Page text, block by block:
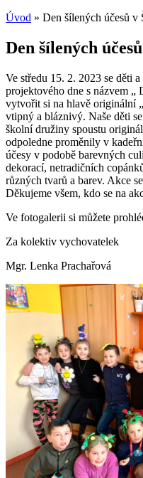
Úvod » Den šílených účesů v
Den šílených
Ve středu 15. 2. 2023 se děti
projektového dne s názvem „
vytvořit si na hlavě originální
vtipný a bláznivý. Naše děti
školní družiny spoustu
odpoledne proměnily v
účesy v podobě barevných
dekorací, netradičních
různých tvarů a barev. Akce
Děkujeme všem, kdo se na
Ve fotogalerii si můžete
Za kolektiv vychovatelek
Mgr. Lenka Prachařová